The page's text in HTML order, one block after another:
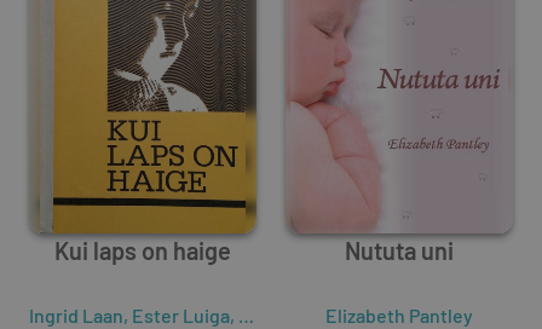
Kui laps on haige
Ingrid Laan, Ester Luiga, Saima Tamm
Nututa uni
Elizabeth Pantley